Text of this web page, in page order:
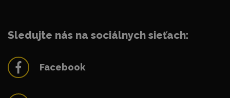
Sledujte nás na sociálnych sieťach:
Facebook